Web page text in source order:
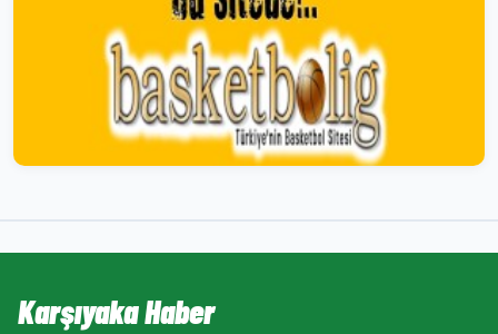
Karşıyaka Haber